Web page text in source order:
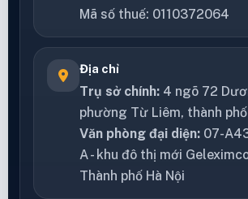
Mã số thuế: 0110372064
Địa chỉ
Trụ sở chính: 4 ngõ 72
phường Từ Liêm, thành phố
Văn phòng đại diện: 07-
A - khu đô thị mới
Thành phố Hà Nội